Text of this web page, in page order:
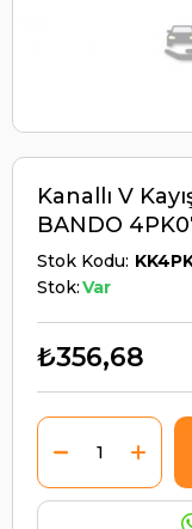
Kanallı V
BANDO
Stok Kodu
Stok:Var
₺356,68